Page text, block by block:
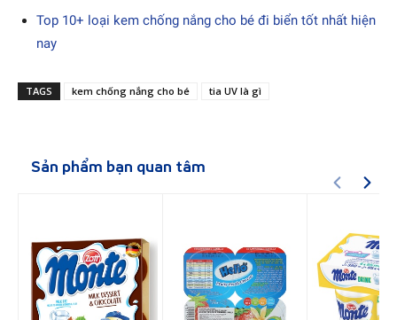
Top 10+ loại kem chống nắng cho bé đi biển tốt nhất hiện
nay
TAGS kem chống nắng cho bé tia UV là gì
Sản phẩm bạn quan tâm